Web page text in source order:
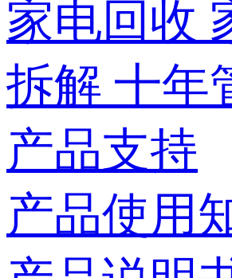
家电回收
拆解 十年
产品支持
产品使用